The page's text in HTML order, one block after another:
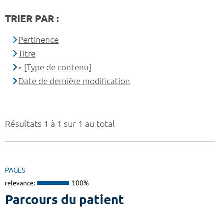
Résultats 1 à 1 sur 1 au total
PAGES
relevance: 100%
Parcours du patient
TRIER PAR :
Pertinence
Titre
[Type de contenu]
Date de dernière modification